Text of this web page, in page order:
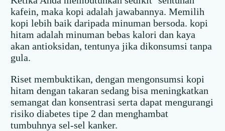
kafein, maka kopi adalah jawabannya. Memilih
kopi lebih baik daripada minuman bersoda. kopi
hitam adalah minuman bebas kalori dan kaya
akan antioksidan, tentunya jika dikonsumsi tanpa
gula.
Riset membuktikan, dengan mengonsumsi kopi
hitam dengan takaran sedang bisa meningkatkan
semangat dan konsentrasi serta dapat mengurangi
risiko diabetes tipe 2 dan menghambat
tumbuhnya sel-sel kanker.